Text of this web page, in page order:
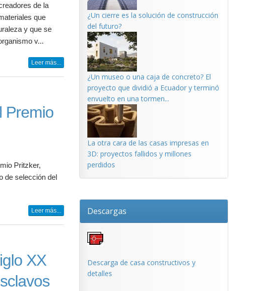
de la
que
y que se
v...
Leer más...
Premio
Pritzker,
de selección del
Leer más...
XX
¿Un cierre es la solución de construcción
del futuro?
¿Un museo o una caja de concreto? El
proyecto que dividió a Ecuador y terminó
envuelto en una tormen...
La otra cara de las casas impresas en
3D: proyectos fallidos y millones
perdidos
Descargas
Descarga de casa constructivos y
detalles